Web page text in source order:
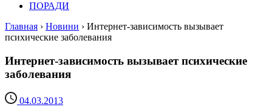
ПОРАДИ
Главная › Новини › Интернет-зависимость вызывает
психические заболевания
Интернет-зависимость вызывает психические
заболевания
04.03.2013